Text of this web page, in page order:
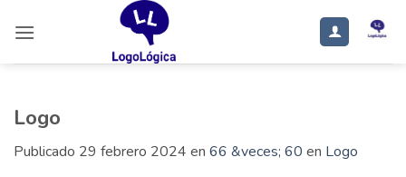
Logo
Publicado 29 febrero 2024 en 66 &veces; 60 en Logo